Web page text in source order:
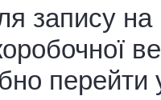
запису